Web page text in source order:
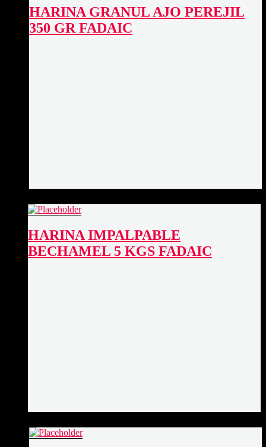
HARINA GRANUL AJO PEREJIL
350 GR FADAIC
HARINA IMPALPABLE
BECHAMEL 5 KGS FADAIC